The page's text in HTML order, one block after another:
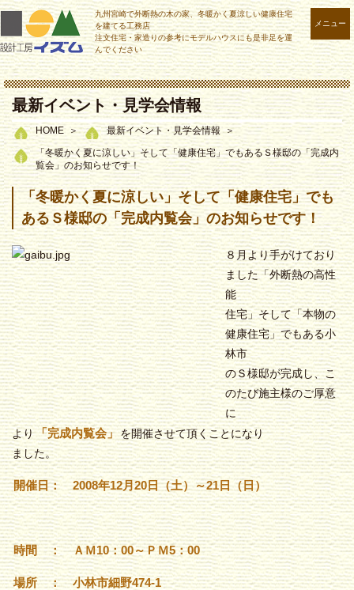
メニュー
九州宮崎で外断熱の木の家、冬暖かく夏涼しい健康住宅
を建てる工務店
注文住宅・家造りの参考にモデルハウスにも是非足を運
んでください
最新イベント・見学会情報
HOME
最新イベント・見学会情報
「冬暖かく夏に涼しい」そして「健康住宅」でもあるＳ様邸の「完成内
覧会」のお知らせです！
「冬暖かく夏に涼しい」そして「健康住宅」でも
あるＳ様邸の「完成内覧会」のお知らせです！
８月より手がけており
ました「外断熱の高性
能
住宅」そして「本物の
健康住宅」でもある小
林市
のＳ様邸が完成し、こ
のたび施主様のご厚意
に
より「完成内覧会」を開催させて頂くことになり
ました。
開催日： 2008年12月20日（土）～21日（日）
時間 ： ＡＭ10：00～ＰＭ5：00
場所 ： 小林市細野474-1